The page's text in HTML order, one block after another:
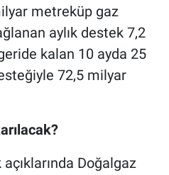
metreküp gaz
aylık destek 7,2
kalan 10 ayda 25
72,5 milyar
Doğalgaz